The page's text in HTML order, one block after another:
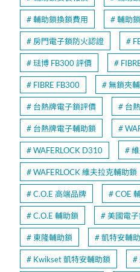
輔助鎖換鎖費用 輔助
房門電子鎖防火認證
琺博 FB300 評價
FIBRE FB300 無鎖夾
台熱牌電子鎖評價 台
台熱牌電子輔助鎖
WAFERLOCK D310
WAFERLOCK 維夫拉克輔助鎖
C.O.E 高端品牌 COE
C.O.E 輔助鎖 美國電
東隆輔助鎖 凱特安輔
Kwikset 凱特安輔助鎖